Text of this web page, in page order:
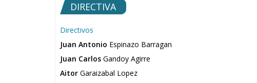
DIRECTIVA
Directivos
Juan Antonio Espinazo Barragan
Juan Carlos Gandoy Agirre
Aitor Garaizabal Lopez